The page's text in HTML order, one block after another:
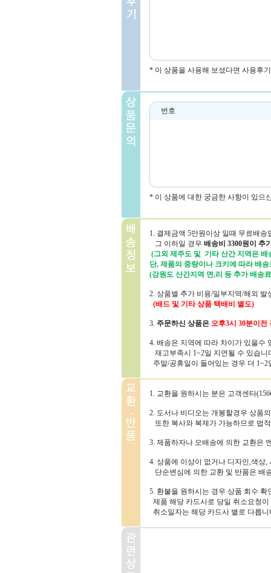
* 이 상품을 사용해 보셨다면 사용후
번호
* 이 상품에 대한 궁금한 사항이 있으
1. 결제금액 5만원이상 일때 무료배송
그 이하일 경우 배송비 3300원이 추
(그외 제주도 및 기타 산간 지역은 배
단, 제품의 중량이나 크키에 따라 배
(강원도 산간지역 면,리 등 추가 배송
2. 상품별 추가 비용/일부지역/해외 발
(배드 및 기타 상품 택배비 별도)
3. 주문하신 상품은 오후3시 30분이전
4. 배송은 지역에 따라 차이가 있을수
재고부족시 1~2일 지연될 수 있습니
주말/공휴일이 들어있는 경우 더
1. 교환을 원하시는 분은 고객센타
2. 도서나 비디오는 개봉할경우 상품
또한 복사와 복제가 가능하므로 법
3. 제품하자나 오배송에 의한 교환은
4. 상품에 이상이 없거나 디자인,색상
단순변심에 의한 교환 및 반품은 배
5. 환불을 원하시는 경우 상품 회수
제품 해당 카드사로 당일 취소요청이
취소일자는 해당 카드사 별로 다릅니